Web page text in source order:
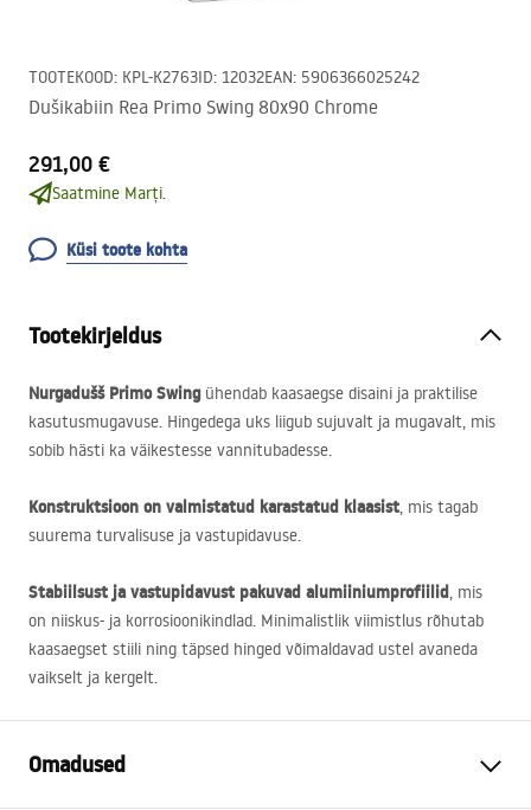
TOOTEKOOD: KPL-K2763ID: 12032EAN: 5906366025242
Dušikabiin Rea Primo Swing 80x90 Chrome
291,00 €
Saatmine Marți.
Küsi toote kohta
Tootekirjeldus
Nurgadušš Primo Swingühendab kaasaegse disaini ja praktilise
kasutusmugavuse. Hingedega uks liigub sujuvalt ja mugavalt, mis
sobib hästi ka väikestesse vannitubadesse.
Konstruktsioon on valmistatud karastatud klaasist, mis tagab
suurema turvalisuse ja vastupidavuse.
Stabiilsust ja vastupidavust pakuvad alumiiniumprofiilid, mis
on niiskus- ja korrosioonikindlad. Minimalistlik viimistlus rõhutab
kaasaegset stiili ning täpsed hinged võimaldavad ustel avaneda
vaikselt ja kergelt.
Omadused